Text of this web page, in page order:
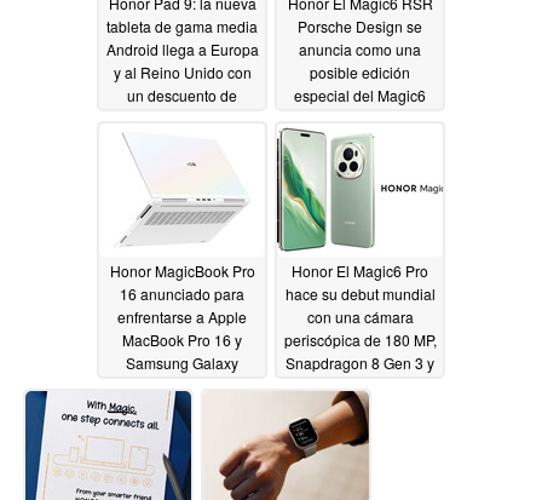
tableta de gama media
Android llega a Europa
y al Reino Unido con
un descuento de
Porsche Design se
anuncia como una
posible edición
especial del Magic6
Honor MagicBook Pro
16 anunciado para
enfrentarse a Apple
MacBook Pro 16 y
Samsung Galaxy
Book4 Ultra
02/25/2024
Honor El Magic6 Pro
hace su debut mundial
con una cámara
periscópica de 180 MP,
Snapdragon 8 Gen 3 y
mucho más